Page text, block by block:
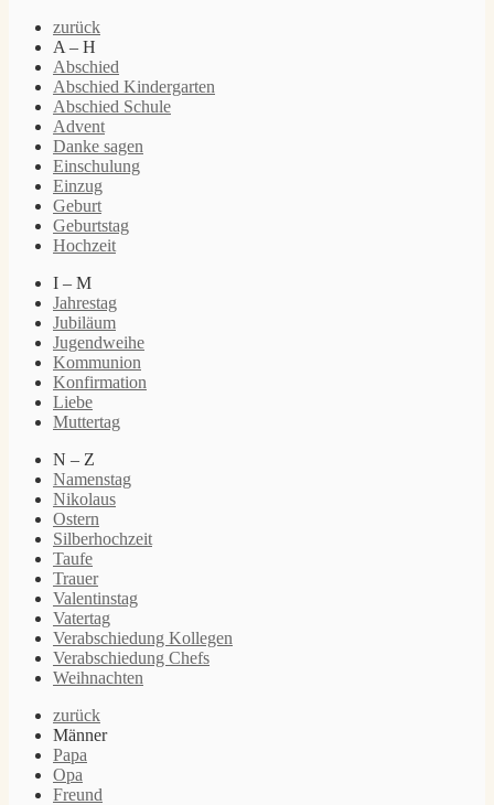
zurück
A – H
Abschied
Abschied Kindergarten
Abschied Schule
Advent
Danke sagen
Einschulung
Einzug
Geburt
Geburtstag
Hochzeit
I – M
Jahrestag
Jubiläum
Jugendweihe
Kommunion
Konfirmation
Liebe
Muttertag
N – Z
Namenstag
Nikolaus
Ostern
Silberhochzeit
Taufe
Trauer
Valentinstag
Vatertag
Verabschiedung Kollegen
Verabschiedung Chefs
Weihnachten
zurück
Männer
Papa
Opa
Freund